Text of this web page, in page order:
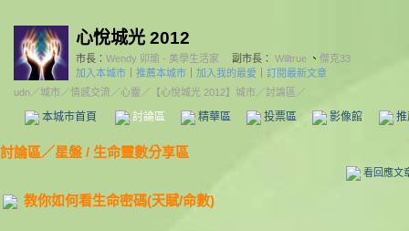
心悅城光 2012
市長： Wendy 卯瑜 - 美學生活家 副市長： Willtrue 、 傑克33
加入本城市
推薦本城市 加入我的最愛
訂閱最新文章
udn／城市 ／情感交流 ／心靈 ／ 【心悅城光 2012】城市 ／討論區／
本城市首頁 討論區 精華區 投票區 影像館
討論區／星盤 / 生命靈數分享區
看回應文
教你如何看生命密碼(天賦/命數)